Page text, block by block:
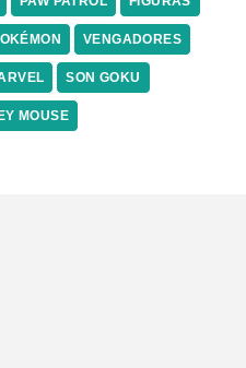
VENGADORES
SON GOKU
MOUSE